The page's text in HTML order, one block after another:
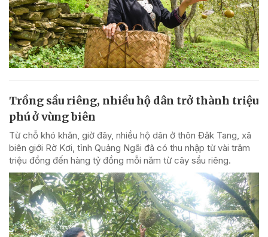
Trồng sầu riêng, nhiều hộ dân trở thành triệu
phú ở vùng biên
Từ chỗ khó khăn, giờ đây, nhiều hộ dân ở thôn Đăk Tang, xã
biên giới Rờ Kơi, tỉnh Quảng Ngãi đã có thu nhập từ vài trăm
triệu đồng đến hàng tỷ đồng mỗi năm từ cây sầu riêng.